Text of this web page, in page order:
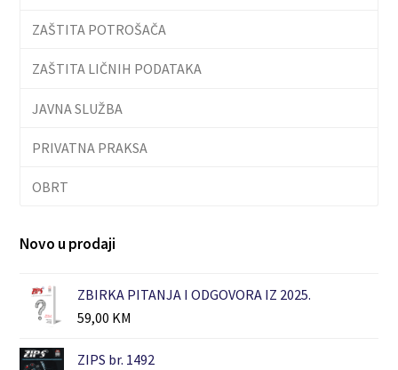
ZAŠTITA POTROŠAČA
ZAŠTITA LIČNIH PODATAKA
JAVNA SLUŽBA
PRIVATNA PRAKSA
OBRT
Novo u prodaji
ZBIRKA PITANJA I ODGOVORA IZ 2025.
59,00 KM
ZIPS br. 1492